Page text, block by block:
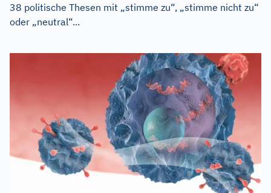
38 politische Thesen mit „stimme zu“, „stimme nicht zu“
oder „neutral“...